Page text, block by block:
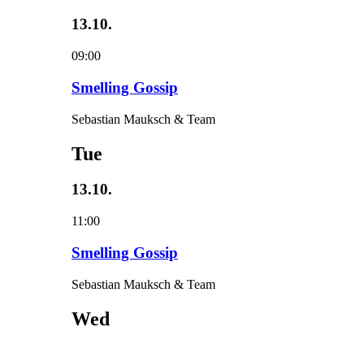
13.10.
09:00
Smelling Gossip
Sebastian Mauksch & Team
Tue
13.10.
11:00
Smelling Gossip
Sebastian Mauksch & Team
Wed